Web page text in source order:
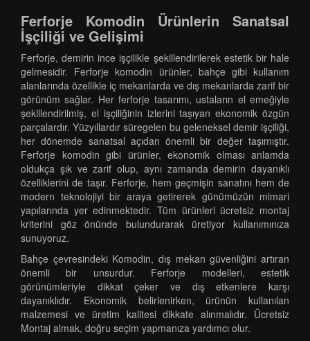
Ferforje Komodin Ürünlerin Sanatsal
İşçiliği ve Gelişimi
Ferforje, demirin ince işçilikle şekillendirilerek estetik bir hale
gelmesidir. Ferforje komodin ürünler, bahçe gibi kullanım
alanlarında özellikle iç mekanlarda ve dış mekanlarda zarif bir
görünüm sağlar. Her ferforje tasarımı, ustaların el emeğiyle
şekillendirilmiş, el işçiliğinin izlerini taşıyan ekonomik özgün
parçalardır. Yüzyıllardır süregelen bu geleneksel demir işçiliği,
her dönemde sanatsal açıdan önemli bir değer taşımıştır.
Ferforje komodin gibi ürünler, ekonomik olması anlamda
oldukça şık ve zarif olup, aynı zamanda demirin dayanıklı
özelliklerini de taşır. Ferforje, hem geçmişin sanatını hem de
modern teknolojiyi bir araya getirerek günümüzün mimari
yapılarında yer edinmektedir. Tüm ürünleri ücretsiz montaj
kriterini göz önünde bulundurarak üretiyor kullanımınıza
sunuyoruz.
Bahçe çevresindeki Komodin, dış mekan güvenliğini artıran
önemli bir unsurdur. Ferforje modelleri, estetik
görünümleriyle dikkat çeker ve dış etkenlere karşı
dayanıklıdır. Ekonomik belirlenirken, ürünün kullanılan
malzemesi ve üretim kalitesi dikkate alınmalıdır. Ücretsiz
Montaj almak, doğru seçim yapmanıza yardımcı olur.